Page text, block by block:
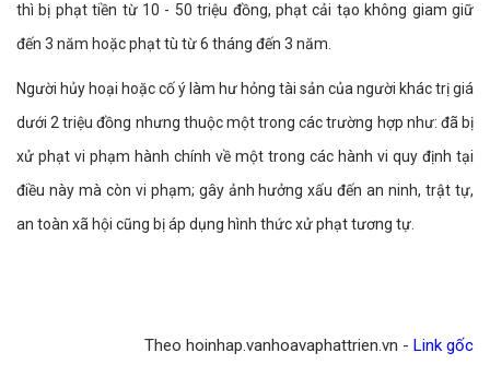
thì bị phạt tiền từ 10 - 50 triệu đồng, phạt cải tạo không giam giữ
đến 3 năm hoặc phạt tù từ 6 tháng đến 3 năm.
Người hủy hoại hoặc cố ý làm hư hỏng tài sản của người khác trị giá
dưới 2 triệu đồng nhưng thuộc một trong các trường hợp như: đã bị
xử phạt vi phạm hành chính về một trong các hành vi quy định tại
điều này mà còn vi phạm; gây ảnh hưởng xấu đến an ninh, trật tự,
an toàn xã hội cũng bị áp dụng hình thức xử phạt tương tự.
Theo hoinhap.vanhoavaphattrien.vn - Link gốc